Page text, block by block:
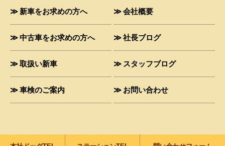
新車をお求めの方へ
中古車をお求めの方へ
取扱い新車
車検のご案内
会社概要
社長ブログ
スタッフブログ
お問い合わせ